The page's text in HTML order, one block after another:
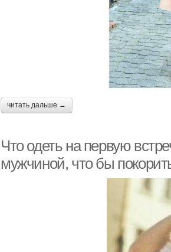
читать дальше →
Что одеть на первую
мужчиной, что бы